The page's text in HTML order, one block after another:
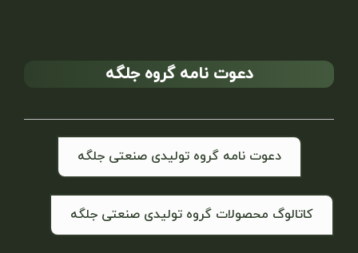
دعوت نامه گروه جلگه
دعوت نامه گروه تولیدی صنعتی جلگه
کاتالوگ محصولات گروه تولیدی صنعتی جلگه